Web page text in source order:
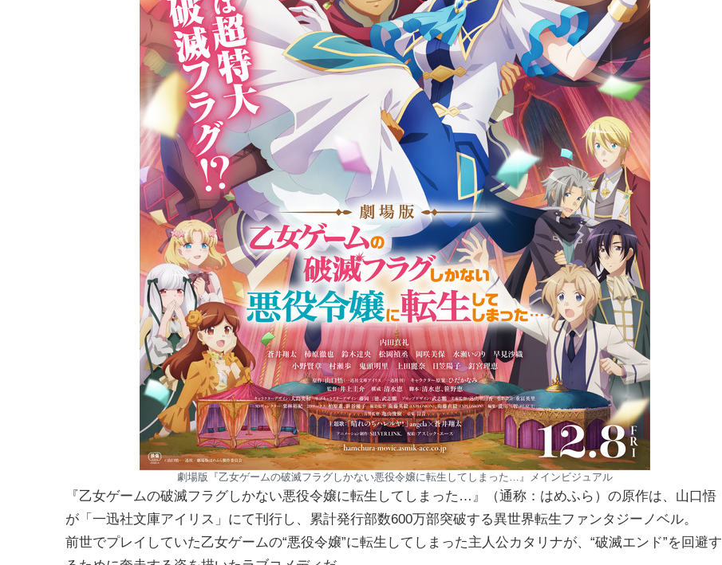
劇場版『乙女ゲームの破滅フラグしかない悪役令嬢に転生してしまった…』メインビジュアル
『乙女ゲームの破滅フラグしかない悪役令嬢に転生してしまった…』（通称：はめふら）の原作は、山口悟
が「一迅社文庫アイリス」にて刊行し、累計発行部数600万部突破する異世界転生ファンタジーノベル。
前世でプレイしていた乙女ゲームの“悪役令嬢”に転生してしまった主人公カタリナが、“破滅エンド”を回避す